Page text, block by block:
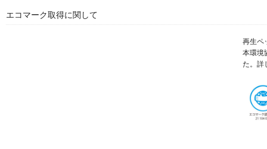
エコマーク取得に関して
再生ペ
本環境
た。詳